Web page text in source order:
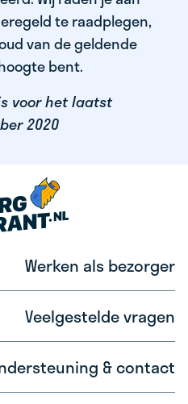
te raadplegen,
van de geldende
bent.
voor het laatst
2020
Werken als bezorger
Veelgestelde vragen
& contact